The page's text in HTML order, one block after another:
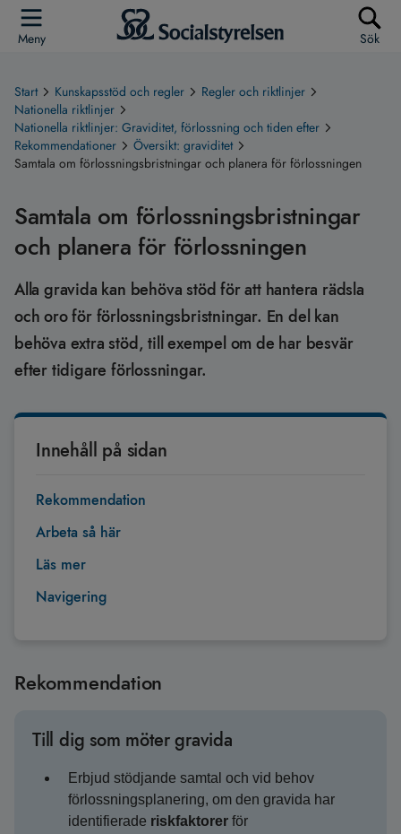
Meny Sök
Start Kunskapsstöd och regler
Regler och riktlinjer
Nationella riktlinjer
Nationella riktlinjer: Graviditet, förlossning och tiden efter
Rekommendationer
Översikt: graviditet
Samtala om förlossningsbristningar och planera för förlossningen
Samtala om förlossningsbristningar
och planera för förlossningen
Alla gravida kan behöva stöd för att hantera rädsla
och oro för förlossningsbristningar. En del kan
behöva extra stöd, till exempel om de har besvär
efter tidigare förlossningar.
Innehåll på sidan
Rekommendation
Arbeta så här
Läs mer
Navigering
Rekommendation
Till dig som möter gravida
Erbjud stödjande samtal och vid behov
förlossningsplanering, om den gravida har
identifierade riskfaktorer för